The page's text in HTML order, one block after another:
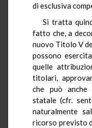
di esclusiva
Si tratta
fatto che, a
nuovo Titolo V
possono
quelle
titolari,
che può
statale (cfr.
naturalmente
ricorso previsto